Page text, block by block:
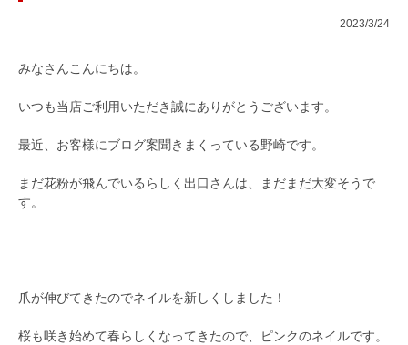
2023/3/24
みなさんこんにちは。
いつも当店ご利用いただき誠にありがとうございます。
最近、お客様にブログ案聞きまくっている野崎です。
まだ花粉が飛んでいるらしく出口さんは、まだまだ大変そうで
す。
爪が伸びてきたのでネイルを新しくしました！
桜も咲き始めて春らしくなってきたので、ピンクのネイルです。